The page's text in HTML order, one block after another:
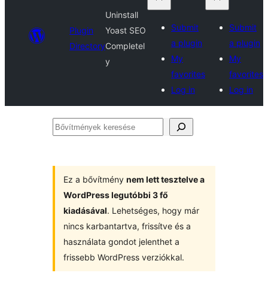
Plugin
Directory
Uninstall
Yoast SEO
Completel
y
Submit
a plugin
My
favorites
Log in
Submit
a plugin
My
favorites
Log in
Bővítmények
Ez a bővítmény nem lett tesztelve a
WordPress legutóbbi 3 fő
kiadásával. Lehetséges, hogy már
nincs karbantartva, frissítve és a
használata gondot jelenthet a
frissebb WordPress verziókkal.